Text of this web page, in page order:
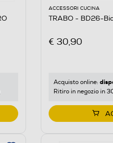
ACCESSORI CUCINA
TRABO - BD26-
€ 30,90
Acquisto online:
Ritiro in negozio in